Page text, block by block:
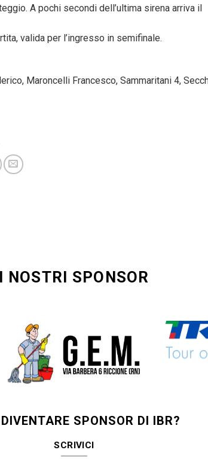
A pochi secondi dell’ultima sirena arriva il
valida per l’ingresso in semifinale.
Maroncelli Francesco, Sammaritani 4,
I NOSTRI SPONSOR
SPONSOR DI IBR?
SCRIVICI